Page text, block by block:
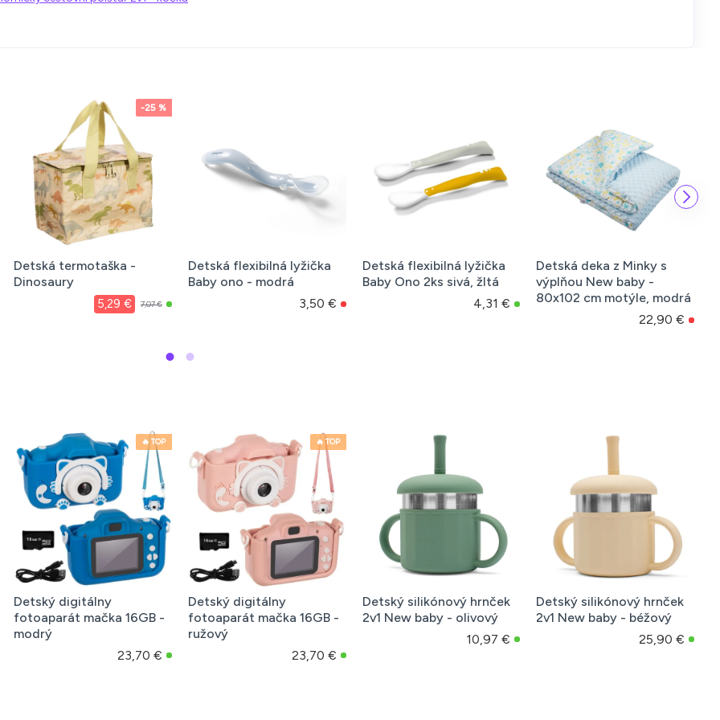
lyžička
Detská flexibilná lyžička
Baby Ono 2ks sivá, žltá
Detská deka z Minky s
výplňou New baby -
80x102 cm motýle, modrá
Detská froté osuška s
výšivkou a kapuckou New
baby 100x100 - biela
Detská bavlnená
New baby - 75x100
ružová
🔥 TOP
Detský digitálny
fotoaparát mačka 16GB -
modrý
23,70 €
🔥 TOP
Detský digitálny
fotoaparát mačka 16GB -
ružový
23,70 €
Detský silikónový hrnček
2v1 New baby - olivový
10,97 €
Detský silikónový hrnček
2v1 New baby - béžový
25,90 €